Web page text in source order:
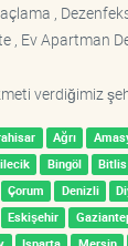
,
, Ev Apartman
verdiğimiz
Ağrı
Bingöl Bitlis
Çorum Denizli
Eskişehir